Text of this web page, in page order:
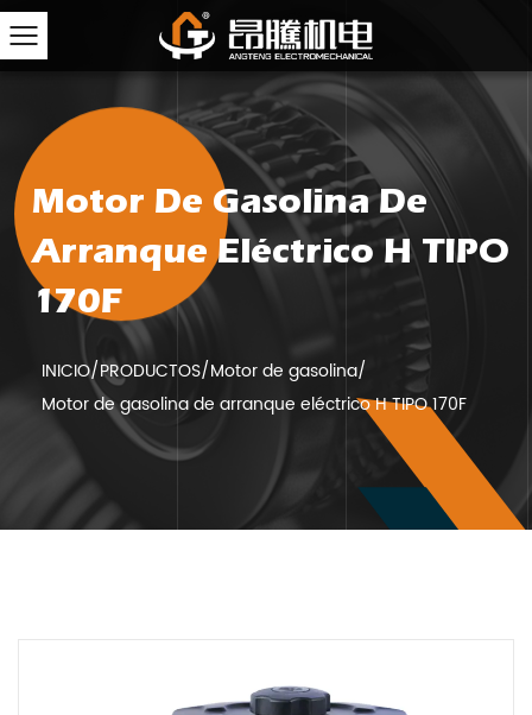
Motor De Gasolina De
Arranque Eléctrico H TIPO
170F
INICIO/PRODUCTOS/Motor de gasolina/
Motor de gasolina de arranque eléctrico H TIPO 170F